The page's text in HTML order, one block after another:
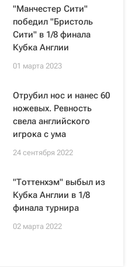
"Манчестер Сити"
победил "Бристоль
Сити" в 1/8 финала
Кубка Англии
01 марта 2023
Отрубил нос и нанес 60
ножевых. Ревность
свела английского
игрока с ума
24 сентября 2022
"Тоттенхэм" выбыл из
Кубка Англии в 1/8
финала турнира
02 марта 2022